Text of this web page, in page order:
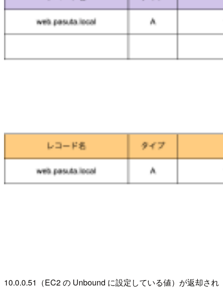
10.0.0.51（EC2 の Unbound に設定している値）が返却され